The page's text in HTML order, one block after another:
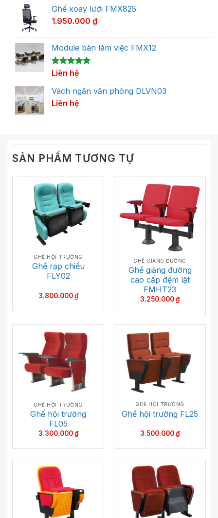
đánh giá
Ghế xoay lưới FMX825
1.950.000 ₫
Module bàn làm việc FMX12
5.00trên 5
dựa trên
1
đánh giá
Liên hệ
Vách ngăn văn phòng DLVN03
Liên hệ
SẢN PHẨM TƯƠNG TỰ
GHẾ HỘI TRƯỜNG
Ghế rạp chiếu
FLY02
3.800.000₫
GHẾ GIẢNG ĐƯỜNG
Ghế giảng đường
cao cấp đệm lật
FMHT23
3.250.000₫
GHẾ HỘI TRƯỜNG
Ghế hội trường
FL05
3.300.000₫
GHẾ HỘI TRƯỜNG
Ghế hội trường FL25
3.500.000₫